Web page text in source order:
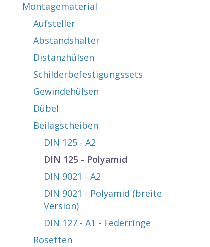
Montagematerial
Aufsteller
Abstandshalter
Distanzhülsen
Schilderbefestigungssets
Gewindehülsen
Dübel
Beilagscheiben
DIN 125 - A2
DIN 125 - Polyamid
DIN 9021 - A2
DIN 9021 - Polyamid (breite
Version)
DIN 127 - A1 - Federringe
Rosetten